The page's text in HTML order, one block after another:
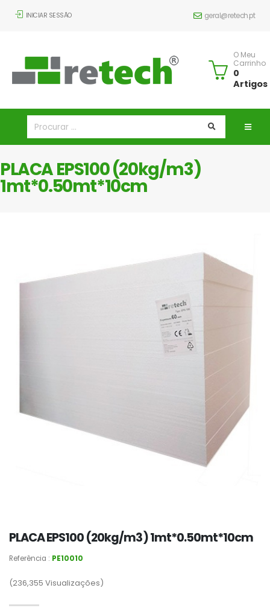
INICIAR SESSÃO geral@retech.pt
O Meu
Carrinho
0
Artigos
PLACA EPS100 (20kg/m3)
1mt*0.50mt*10cm
PLACA EPS100 (20kg/m3) 1mt*0.50mt*10cm
Referência : PE10010
(236,355 Visualizações)